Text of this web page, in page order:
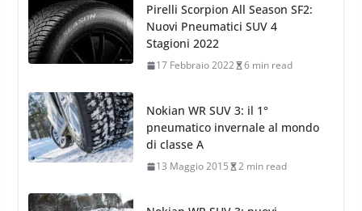
Nokian WR SUV 3: il 1°
pneumatico invernale al mondo
di classe A
13 Maggio 2015 2 min read
Nokian WR SUV 3: nuovi
Pneumatici Invernali HP per
condizioni invernali difficili
23 Aprile 2013 9 min read